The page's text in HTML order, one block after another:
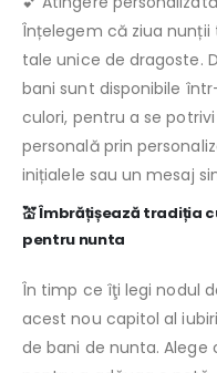
Înțelegem că ziua
tale unice de dragoste.
bani sunt disponibile
culori, pentru a se
personală prin
inițialele sau un mesaj
💒 Îmbrățișează tradiția
pentru nunta
În timp ce îţi legi nodul
acest nou capitol al
de bani de nunta.